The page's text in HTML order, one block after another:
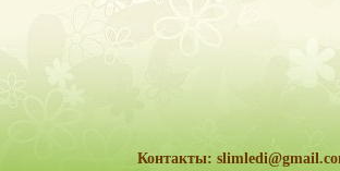
Контакты: